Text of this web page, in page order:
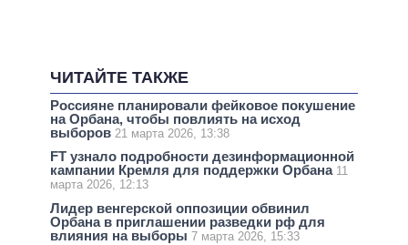
ЧИТАЙТЕ ТАКЖЕ
Россияне планировали фейковое покушение
на Орбана, чтобы повлиять на исход
выборов 21 марта 2026, 13:38
FT узнало подробности дезинформационной
кампании Кремля для поддержки Орбана 11
марта 2026, 12:13
Лидер венгерской оппозиции обвинил
Орбана в приглашении разведки рф для
влияния на выборы 7 марта 2026, 15:33